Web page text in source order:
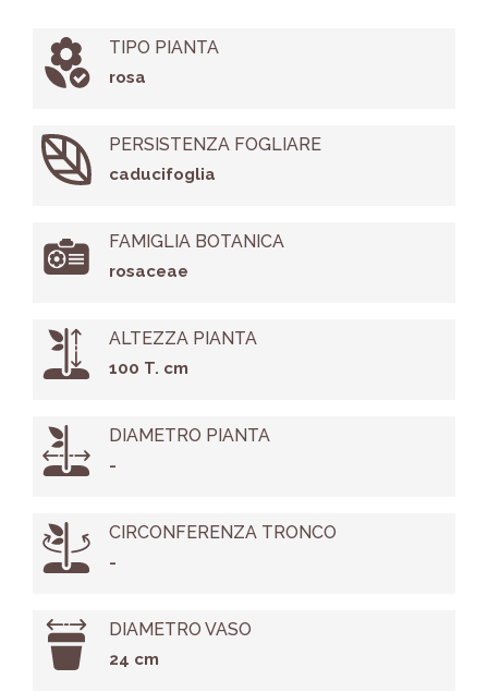
TIPO PIANTA
rosa
PERSISTENZA FOGLIARE
caducifoglia
FAMIGLIA BOTANICA
rosaceae
ALTEZZA PIANTA
100 T. cm
DIAMETRO PIANTA
-
CIRCONFERENZA TRONCO
-
DIAMETRO VASO
24 cm